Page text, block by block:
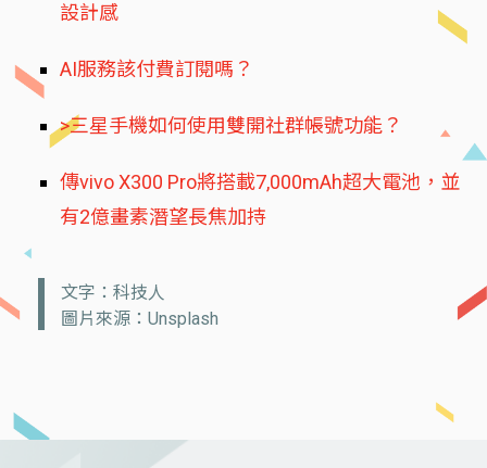
設計感
AI服務該付費訂閱嗎？
>三星手機如何使用雙開社群帳號功能？
傳vivo X300 Pro將搭載7,000mAh超大電池，並
有2億畫素潛望長焦加持
文字：科技人
圖片來源：Unsplash